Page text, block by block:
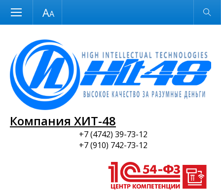
Размер шрифта Обычная версия
Компания ХИТ-48
+7 (4742) 39-73-12
+7 (910) 742-73-12